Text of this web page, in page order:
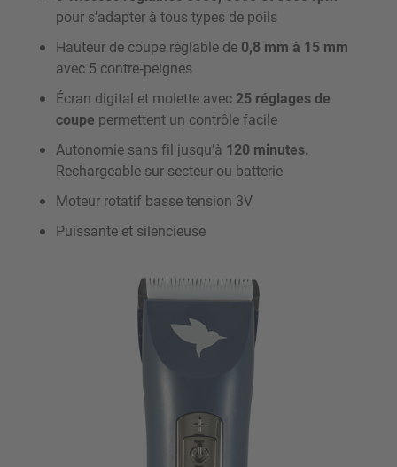
pour s’adapter à tous types de poils
Hauteur de coupe réglable de 0,8 mm à 15 mm
avec 5 contre‑peignes
Écran digital et molette avec 25 réglages de
coupe permettent un contrôle facile
Autonomie sans fil jusqu’à 120 minutes.
Rechargeable sur secteur ou batterie
Moteur rotatif basse tension 3V
Puissante et silencieuse